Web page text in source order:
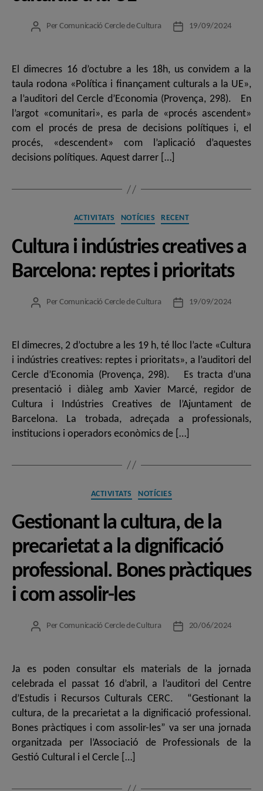
Autor
Per Comunicació Cercle de Cultura
Data19/09/2024
El dimecres 16 d’octubre a les 18h, us convidem a la
taula rodona «Política i finançament culturals a la UE»,
a l’auditori del Cercle d’Economia (Provença, 298). En
l’argot «comunitari», es parla de «procés ascendent»
com el procés de presa de decisions polítiques i, el
procés, «descendent» com l’aplicació d’aquestes
decisions polítiques. Aquest darrer […]
Categories
ACTIVITATS NOTÍCIES RECENT
Cultura i indústries creatives a
Barcelona: reptes i prioritats
Autor
Per Comunicació Cercle de Cultura
Data19/09/2024
El dimecres, 2 d’octubre a les 19 h, té lloc l’acte «Cultura
i indústries creatives: reptes i prioritats», a l’auditori del
Cercle d’Economia (Provença, 298). Es tracta d’una
presentació i diàleg amb Xavier Marcé, regidor de
Cultura i Indústries Creatives de l’Ajuntament de
Barcelona. La trobada, adreçada a professionals,
institucions i operadors econòmics de […]
Categories
ACTIVITATS NOTÍCIES
Gestionant la cultura, de la
precarietat a la dignificació
professional. Bones pràctiques
i com assolir-les
Autor
Per Comunicació Cercle de Cultura
Data20/06/2024
Ja es poden consultar els materials de la jornada
celebrada el passat 16 d’abril, a l’auditori del Centre
d’Estudis i Recursos Culturals CERC. “Gestionant la
cultura, de la precarietat a la dignificació professional.
Bones pràctiques i com assolir-les” va ser una jornada
organitzada per l’Associació de Professionals de la
Gestió Cultural i el Cercle […]